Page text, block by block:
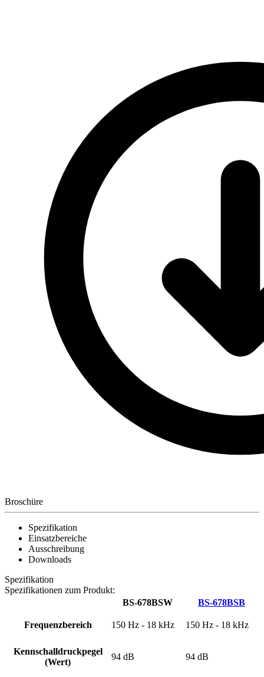
Broschüre
Spezifikation
Einsatzbereiche
Ausschreibung
Downloads
Spezifikation
Spezifikationen zum Produkt:
BS-678BSW
BS-678BSB
Frequenzbereich 150 Hz - 18 kHz 150 Hz - 18 kHz
Kennschalldruckpegel
(Wert)
94 dB 94 dB